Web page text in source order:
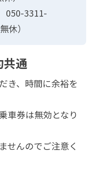
050-3311-
休）
共通
き、時間に余裕を
車券は無効となり
せんのでご注意く